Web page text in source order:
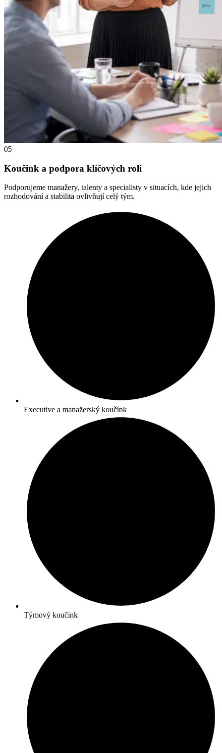
05
Koučink a podpora klíčových rolí
Podporujeme manažery, talenty a specialisty v situacích, kde jejich
rozhodování a stabilita ovlivňují celý tým.
Executive a manažerský koučink
Týmový koučink